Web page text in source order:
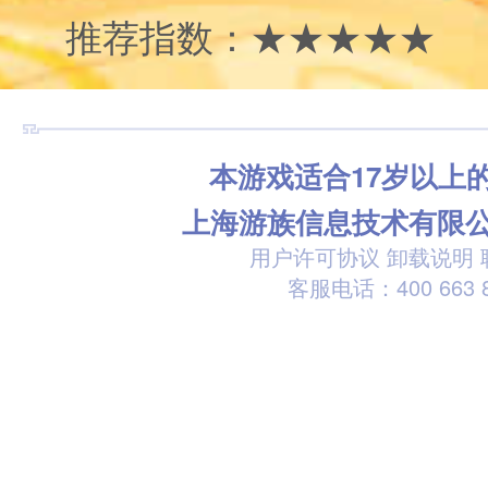
推荐指数：★★★★★
本游戏适合17岁以上
上海游族信息技术有限
用户许可协议 卸载说明
客服电话：400 663